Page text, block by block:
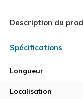
Description du
Spécifications
Longueur
Localisation